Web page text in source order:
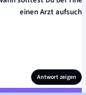
einen Arzt
Antwort zeigen